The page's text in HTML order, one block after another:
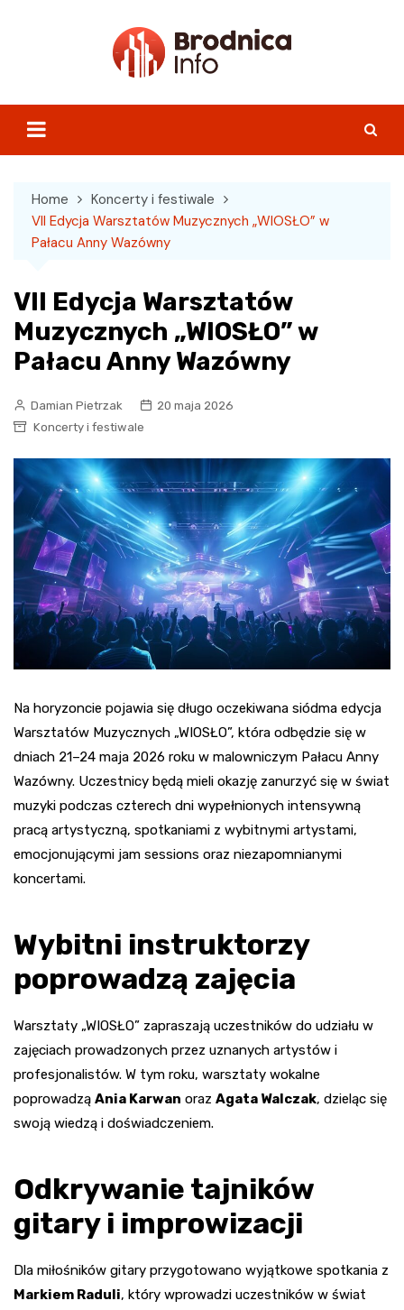
Home
Koncerty i festiwale
VII Edycja Warsztatów Muzycznych „WIOSŁO” w
Pałacu Anny Wazówny
VII Edycja Warsztatów
Muzycznych „WIOSŁO” w
Pałacu Anny Wazówny
Damian Pietrzak
20 maja 2026
Koncerty i festiwale
Na horyzoncie pojawia się długo oczekiwana siódma edycja
Warsztatów Muzycznych „WIOSŁO”, która odbędzie się w
dniach 21–24 maja 2026 roku w malowniczym Pałacu Anny
Wazówny. Uczestnicy będą mieli okazję zanurzyć się w świat
muzyki podczas czterech dni wypełnionych intensywną
pracą artystyczną, spotkaniami z wybitnymi artystami,
emocjonującymi jam sessions oraz niezapomnianymi
koncertami.
Wybitni instruktorzy
poprowadzą zajęcia
Warsztaty „WIOSŁO” zapraszają uczestników do udziału w
zajęciach prowadzonych przez uznanych artystów i
profesjonalistów. W tym roku, warsztaty wokalne
poprowadzą Ania Karwan oraz Agata Walczak, dzieląc się
swoją wiedzą i doświadczeniem.
Odkrywanie tajników
gitary i improwizacji
Dla miłośników gitary przygotowano wyjątkowe spotkania z
Markiem Raduli, który wprowadzi uczestników w świat